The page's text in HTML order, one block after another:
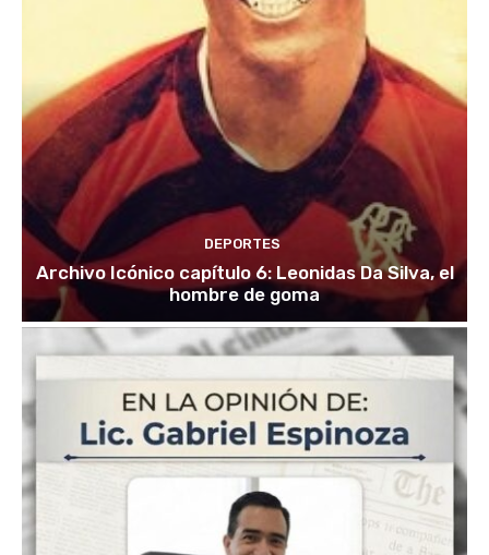
DEPORTES
Archivo Icónico capítulo 6: Leonidas Da Silva, el
hombre de goma